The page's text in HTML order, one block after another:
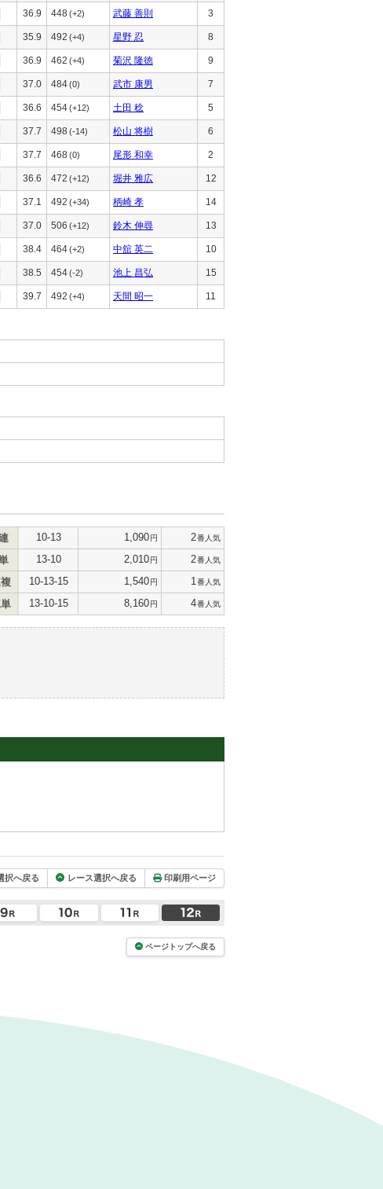
36.9 448(+2) 武藤 善則 3
35.9 492 (+4) 星野 忍 8
36.9 462 (+4) 菊沢 隆徳 9
37.0 484(0) 武市 康男 7
36.6 454(+12) 土田 稔 5
37.7 498 (-14) 松山 将樹 6
37.7 468(0) 尾形 和幸 2
36.6 472 (+12) 堀井 雅広 12
37.1 492 (+34) 柄崎 孝 14
37.0 506 (+12) 鈴木 伸尋 13
38.4 464(+2) 中舘 英二 10
38.5 454(-2) 池上 昌弘 15
39.7 492 (+4) 天間 昭一 11
10-13 1,090円 2番人気
13-10 2,010円 2番人気
10-13-15 1,540円 1 番人気
13-10-15 8,160円 4番人気
択へ戻る レース選択へ戻る 印刷用ページ
ページトップへ戻る